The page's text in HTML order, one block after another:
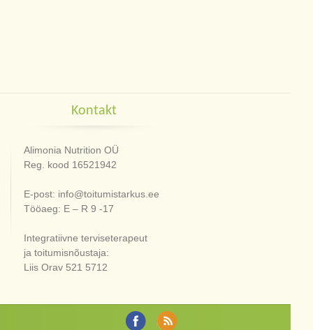
Kontakt
Alimonia Nutrition OÜ
Reg. kood 16521942
E-post: info@toitumistarkus.ee
Tööaeg: E – R 9 -17
Integratiivne terviseterapeut
ja toitumisnõustaja:
Liis Orav 521 5712